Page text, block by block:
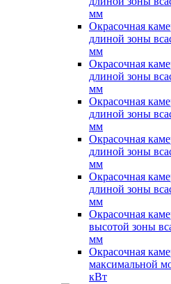
мм
Окрасочная
длиной зоны
мм
Окрасочная
длиной зоны
мм
Окрасочная
длиной зоны
мм
Окрасочная
длиной зоны
мм
Окрасочная
длиной зоны
мм
Окрасочная
высотой зоны
мм
Окрасочная
максимальной
кВт